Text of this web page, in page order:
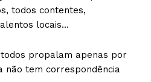
todos contentes,
locais…
propalam apenas por
tem correspondência